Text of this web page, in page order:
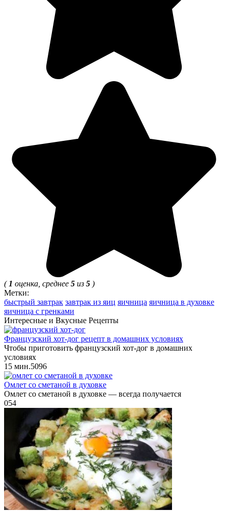
( 1 оценка, среднее 5 из 5 )
Метки:
быстрый завтрак завтрак из яиц яичница яичница в духовке
яичница с гренками
Интересные и Вкусные Рецепты
Французский хот-дог рецепт в домашних условиях
Чтобы приготовить французский хот-дог в домашних
условиях
15 мин.5096
Омлет со сметаной в духовке
Омлет со сметаной в духовке — всегда получается
054